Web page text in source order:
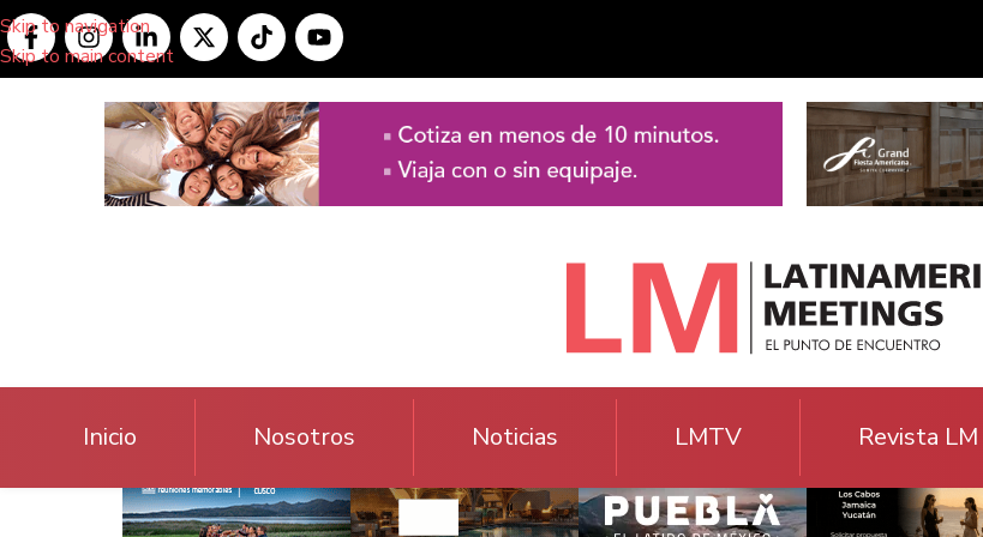
Skip to navigation
Skip to main content
Inicio Nosotros Noticias LMTV Revista LM